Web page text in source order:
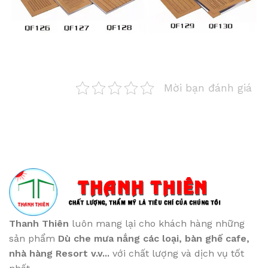
Mời bạn đánh giá
Thanh Thiên luôn mang lại cho khách hàng những
sản phẩm Dù che mưa nắng các loại, bàn ghế cafe,
nhà hàng Resort v.v... với chất lượng và dịch vụ tốt